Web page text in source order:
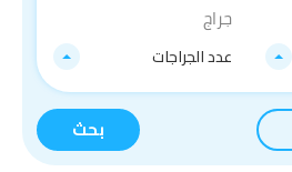
جراج
عدد الجراجات
بحث